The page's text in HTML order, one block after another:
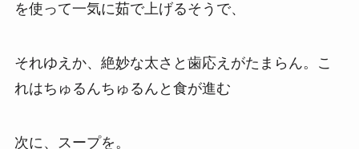
を使って一気に茹で上げるそうで、
それゆえか、絶妙な太さと歯応えがたまらん。こ
れはちゅるんちゅるんと食が進む
次に、スープを。